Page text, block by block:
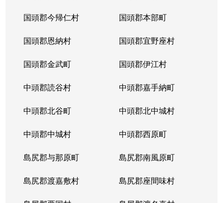
国頭郡今帰仁村 国頭郡本部町
国頭郡恩納村 国頭郡宜野座村
国頭郡金武町 国頭郡伊江村
中頭郡読谷村 中頭郡嘉手納町
中頭郡北谷町 中頭郡北中城村
中頭郡中城村 中頭郡西原町
島尻郡与那原町 島尻郡南風原町
島尻郡渡嘉敷村 島尻郡座間味村